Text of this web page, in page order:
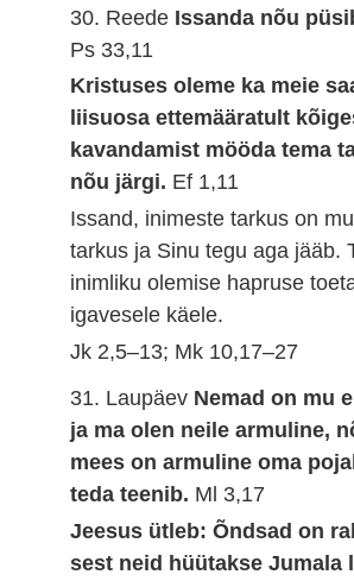
30. Reede Issanda nõu
Ps 33,11
Kristuses oleme ka meie
liisuosa ettemääratult
kavandamist mööda tema
nõu järgi. Ef 1,11
Issand, inimeste tarkus on
tarkus ja Sinu tegu aga jääb.
inimliku olemise hapruse
igavesele käele.
Jk 2,5–13; Mk 10,17–27
31. Laupäev Nemad on mu
ja ma olen neile armuline,
mees on armuline oma
teda teenib. Ml 3,17
Jeesus ütleb: Õndsad on
sest neid hüütakse Jumala